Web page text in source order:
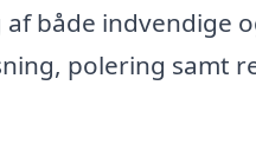
både indvendige
polering samt